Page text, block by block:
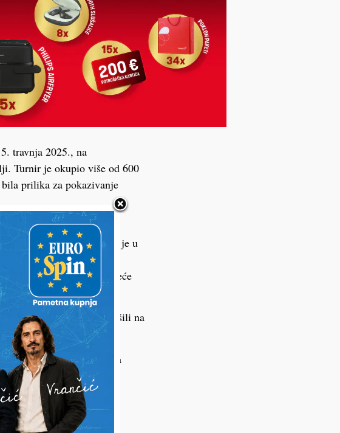
travnja 2025., na
Turnir je okupio više od 600
prilika za pokazivanje
zapaženim nastupima i
je Klarisa Krušelj, koja je u
i srebrnu medalju.
50 kilograma izborio treće
svojim kategorijama završili na
mladim sportašima da